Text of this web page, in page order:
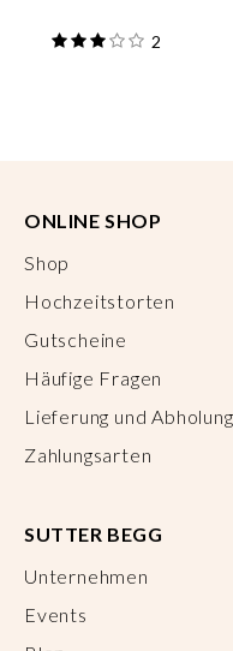
2
ONLINE SHOP
Shop
Hochzeitstorten
Gutscheine
Häufige Fragen
Lieferung und Abholung
Zahlungsarten
SUTTER BEGG
Unternehmen
Events